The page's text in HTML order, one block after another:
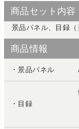
商品セット内容
景品パネル、目録
商品情報
・景品パネル
・目録